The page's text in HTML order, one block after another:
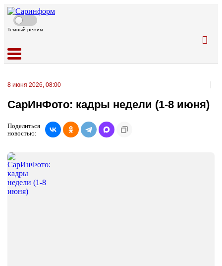
Темный режим
8 июня 2026, 08:00
СарИнФото: кадры недели (1-8 июня)
Поделиться
новостью: